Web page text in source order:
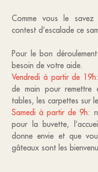
Comme vous le
contest d’escalade ce
Pour le bon
besoin de votre aide.
Vendredi à partir de 19h:
de main pour remettre
tables, les carpettes sur
Samedi à partir de 9h:
pour la buvette,
donne envie et que
gâteaux sont les